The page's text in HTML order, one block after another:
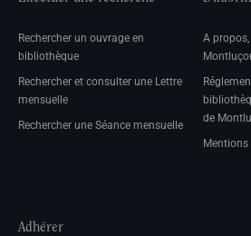
Rechercher un ouvrage en
bibliothèque
Rechercher et consulter une Lettre
mensuelle
Rechercher une Séance mensuelle
A
de
Mentions
Adhérer